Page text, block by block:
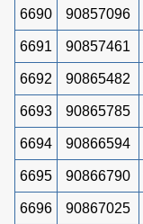
6690 90857096
6691 90857461
6692 90865482
6693 90865785
6694 90866594
6695 90866790
6696 90867025